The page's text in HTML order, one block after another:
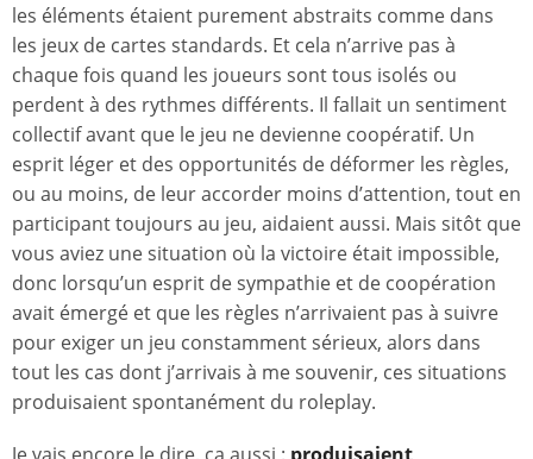
les éléments étaient purement abstraits comme dans
les jeux de cartes standards. Et cela n’arrive pas à
chaque fois quand les joueurs sont tous isolés ou
perdent à des rythmes différents. Il fallait un sentiment
collectif avant que le jeu ne devienne coopératif. Un
esprit léger et des opportunités de déformer les règles,
ou au moins, de leur accorder moins d’attention, tout en
participant toujours au jeu, aidaient aussi. Mais sitôt que
vous aviez une situation où la victoire était impossible,
donc lorsqu’un esprit de sympathie et de coopération
avait émergé et que les règles n’arrivaient pas à suivre
pour exiger un jeu constamment sérieux, alors dans
tout les cas dont j’arrivais à me souvenir, ces situations
produisaient spontanément du roleplay.